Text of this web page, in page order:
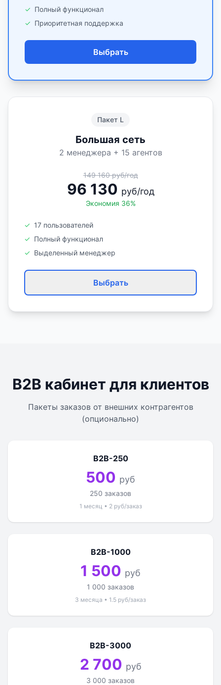
✓ Полный функционал
✓ Приоритетная поддержка
Выбрать
Пакет L
Большая сеть
2 менеджера + 15 агентов
149 160 руб/год
96 130 руб/год
Экономия 36%
✓ 17 пользователей
✓ Полный функционал
✓ Выделенный менеджер
Выбрать
B2B кабинет для клиентов
Пакеты заказов от внешних контрагентов
(опционально)
B2B-250
500 руб
250 заказов
1 месяц • 2 руб/заказ
B2B-1000
1 500 руб
1 000 заказов
3 месяца • 1.5 руб/заказ
B2B-3000
2 700 руб
3 000 заказов